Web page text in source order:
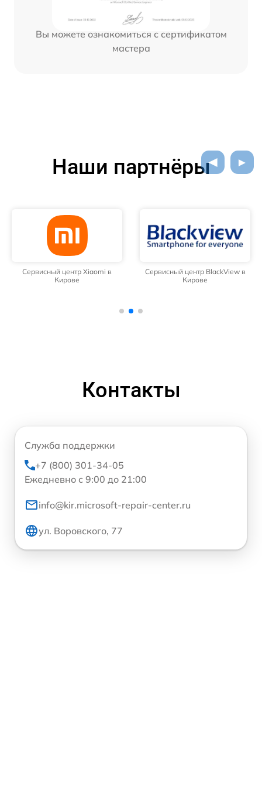
Вы можете ознакомиться с сертификатом
мастера
Наши партнёры
Сервисный центр Xiaomi в
Кирове
Сервисный центр BlackView в
Кирове
Контакты
Служба поддержки
+7 (800) 301-34-05
Ежедневно с 9:00 до 21:00
info@kir.microsoft-repair-center.ru
ул. Воровского, 77